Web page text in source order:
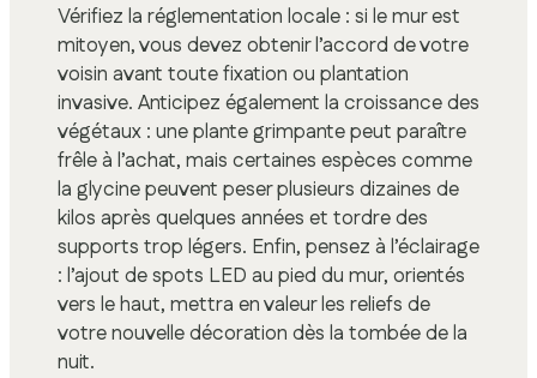
Vérifiez la réglementation locale : si le mur est
mitoyen, vous devez obtenir l’accord de votre
voisin avant toute fixation ou plantation
invasive. Anticipez également la croissance des
végétaux : une plante grimpante peut paraître
frêle à l’achat, mais certaines espèces comme
la glycine peuvent peser plusieurs dizaines de
kilos après quelques années et tordre des
supports trop légers. Enfin, pensez à l’éclairage
: l’ajout de spots LED au pied du mur, orientés
vers le haut, mettra en valeur les reliefs de
votre nouvelle décoration dès la tombée de la
nuit.